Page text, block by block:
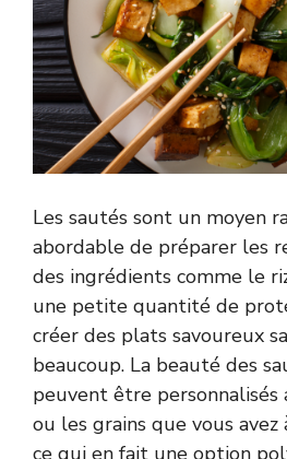
Les sautés sont un moyen
abordable de préparer les
des ingrédients comme le
une petite quantité de
créer des plats savoureux
beaucoup. La beauté des
peuvent être personnalisés
ou les grains que vous